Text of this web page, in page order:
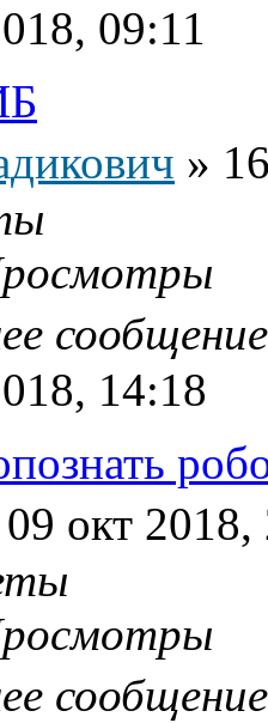
09:11
»
14:18
09 окт 2018,